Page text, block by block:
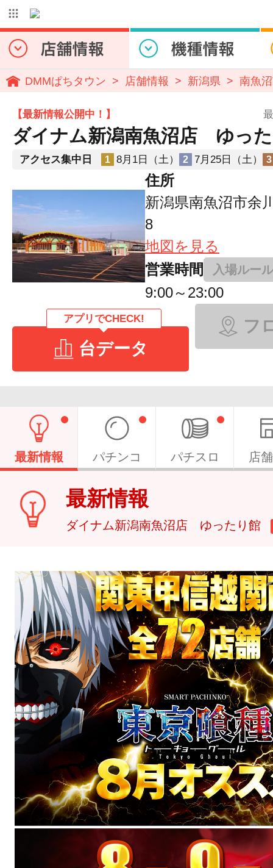
DMMぱちタウン 店舗情報 新潟県 南魚
【最新情報公開中！】
ダイナム新潟南魚沼店 ゆっ
アクセス集中日 1 8月1日（土） 2 7月25日（土） 3
住所
新潟県南魚沼市余
8
地図を見る
営業時間
入場ルール
9:00～23:00
アプリでCHECK!
台データ
フ
最新情報 パチンコ パチスロ 店
最新情報
ダイナム新潟南魚沼店 ゆったり館